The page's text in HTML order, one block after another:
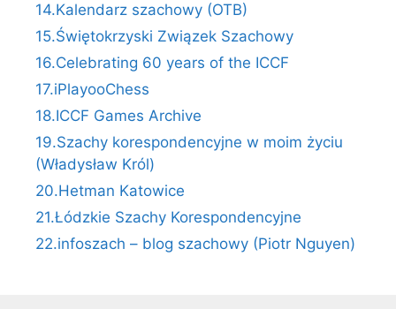
14.Kalendarz szachowy (OTB)
15.Świętokrzyski Związek Szachowy
16.Celebrating 60 years of the ICCF
17.iPlayooChess
18.ICCF Games Archive
19.Szachy korespondencyjne w moim życiu
(Władysław Król)
20.Hetman Katowice
21.Łódzkie Szachy Korespondencyjne
22.infoszach – blog szachowy (Piotr Nguyen)